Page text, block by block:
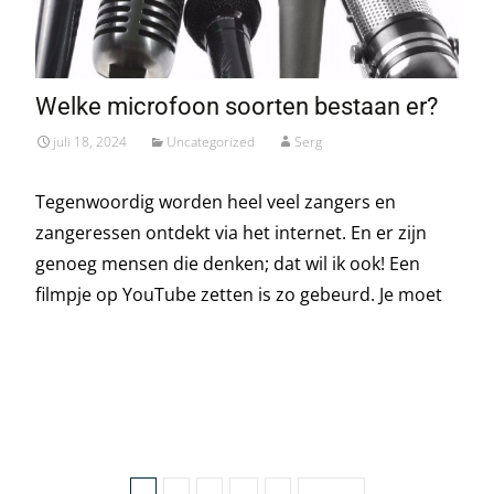
Welke microfoon soorten bestaan er?
juli 18, 2024 Uncategorized Serg
Tegenwoordig worden heel veel zangers en
zangeressen ontdekt via het internet. En er zijn
genoeg mensen die denken; dat wil ik ook! Een
filmpje op YouTube zetten is zo gebeurd. Je moet